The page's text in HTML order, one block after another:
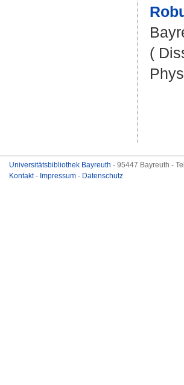
(
Universitätsbibliothek Bayreuth - 95447 Bayreuth -
Kontakt- Impressum - Datenschutz